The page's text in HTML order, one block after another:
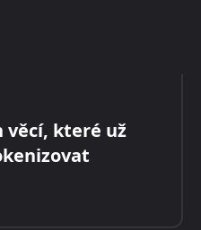
věcí, které už